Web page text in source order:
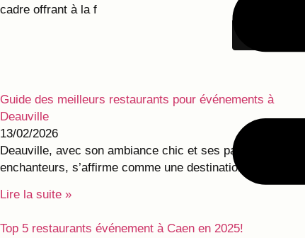
cadre offrant à la f
Guide des meilleurs restaurants pour événements à
Deauville
13/02/2026
Deauville, avec son ambiance chic et ses paysages
enchanteurs, s’affirme comme une destination de choix
Lire la suite »
Top 5 restaurants événement à Caen en 2025!